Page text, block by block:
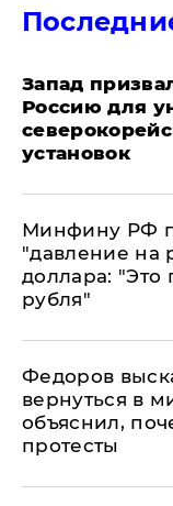
Запад
Россию для
установок
Минфину РФ
"давление на
доллара: "Это
рубля"
Федоров
вернуться в
объяснил,
протесты